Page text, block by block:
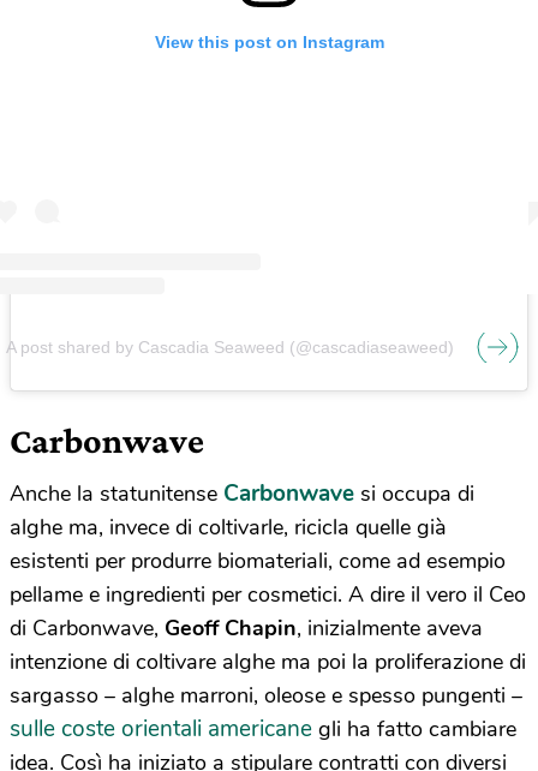
View this post on Instagram
A post shared by Cascadia Seaweed (@cascadiaseaweed)
Carbonwave
Anche la statunitense Carbonwave si occupa di
alghe ma, invece di coltivarle, ricicla quelle già
esistenti per produrre biomateriali, come ad esempio
pellame e ingredienti per cosmetici. A dire il vero il Ceo
di Carbonwave, Geoff Chapin, inizialmente aveva
intenzione di coltivare alghe ma poi la proliferazione di
sargasso – alghe marroni, oleose e spesso pungenti –
sulle coste orientali americane gli ha fatto cambiare
idea. Così ha iniziato a stipulare contratti con diversi